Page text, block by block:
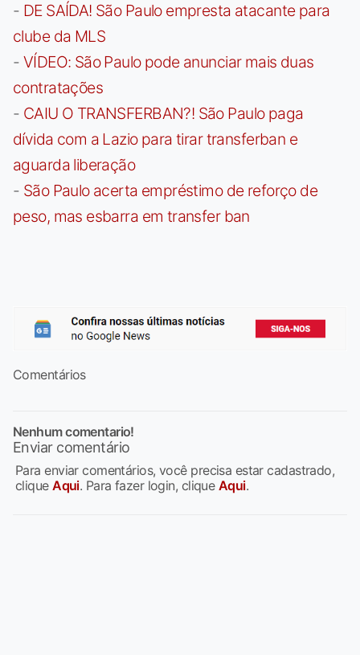
- DE SAÍDA! São Paulo empresta atacante para
clube da MLS
- VÍDEO: São Paulo pode anunciar mais duas
contratações
- CAIU O TRANSFERBAN?! São Paulo paga
dívida com a Lazio para tirar transferban e
aguarda liberação
- São Paulo acerta empréstimo de reforço de
peso, mas esbarra em transfer ban
Comentários
Nenhum comentario!
Enviar comentário
Para enviar comentários, você precisa estar cadastrado,
cliqueAqui. Para fazer login, clique Aqui.